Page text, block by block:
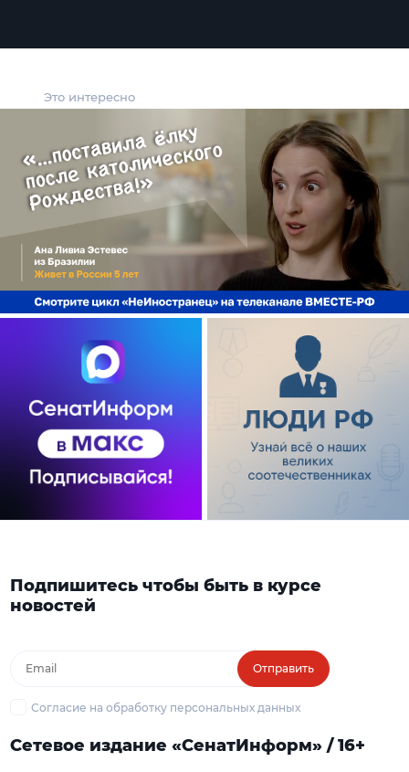
Это интересно
Подпишитесь чтобы быть в курсе
новостей
Отправить
Согласие на обработку персональных данных
Сетевое издание «СенатИнформ» / 16+